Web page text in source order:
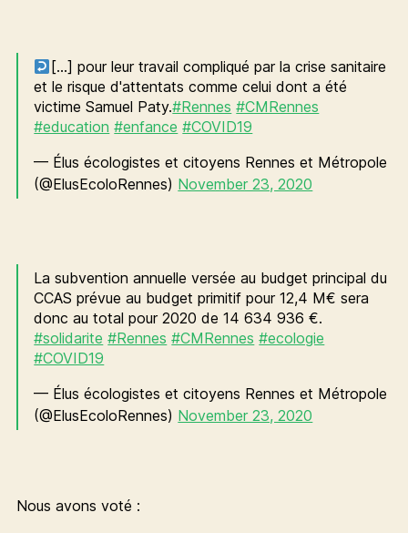
[…] pour leur travail compliqué par la crise sanitaire
et le risque d'attentats comme celui dont a été
victime Samuel Paty.#Rennes #CMRennes
#education #enfance #COVID19
— Élus écologistes et citoyens Rennes et Métropole
(@ElusEcoloRennes) November 23, 2020
La subvention annuelle versée au budget principal du
CCAS prévue au budget primitif pour 12,4 M€ sera
donc au total pour 2020 de 14 634 936 €.
#solidarite #Rennes #CMRennes #ecologie
#COVID19
— Élus écologistes et citoyens Rennes et Métropole
(@ElusEcoloRennes) November 23, 2020
Nous avons voté :